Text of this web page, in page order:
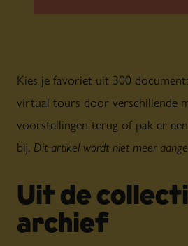
Kies je favoriet uit 300
virtual tours door verschillende
voorstellingen terug of pak er
bij. Dit artikel wordt niet meer
Uit de
archief